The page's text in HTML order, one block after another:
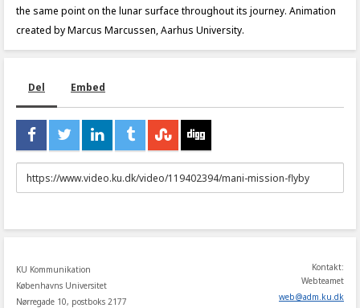
the same point on the lunar surface throughout its journey. Animation
created by Marcus Marcussen, Aarhus University.
Del Embed
URL
to
KU Kommunikation
Københavns Universitet
Nørregade 10, postboks 2177
Kontakt:
Webteamet
web@adm.ku.dk